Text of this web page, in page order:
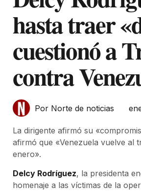
hasta traer
cuestionó a
contra
Por Norte de noticias
La dirigente afirmó su
afirmó que «Venezuela vuelve al
enero».
Delcy Rodríguez, la presidenta
homenaje a las víctimas de la